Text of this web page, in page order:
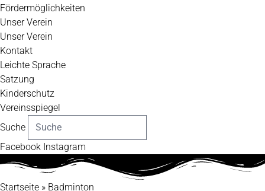
Fördermöglichkeiten
Unser Verein
Unser Verein
Kontakt
Leichte Sprache
Satzung
Kinderschutz
Vereinsspiegel
Suche
Facebook Instagram
Startseite » Badminton